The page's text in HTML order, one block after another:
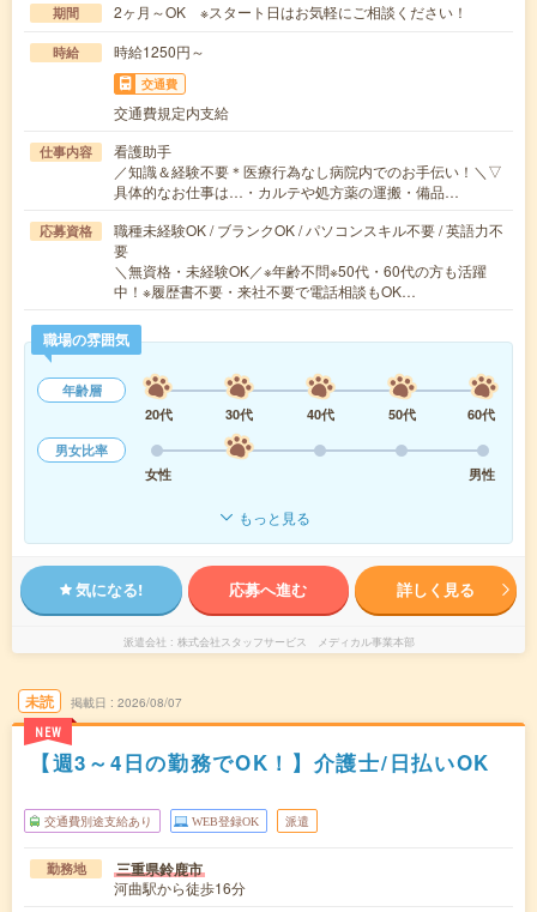
期間 2ヶ月～OK ※スタート日はお気軽にご相談ください！
時給 時給1250円～
交通費
交通費規定内支給
仕事内容
看護助手
／知識＆経験不要＊医療行為なし病院内でのお手伝い！＼▽
具体的なお仕事は…・カルテや処方薬の運搬・備品…
応募資格
職種未経験OK / ブランクOK / パソコンスキル不要 / 英語力不
要
＼無資格・未経験OK／※年齢不問※50代・60代の方も活躍
中！※履歴書不要・来社不要で電話相談もOK…
職場の雰囲気
年齢層
20代
30代 40代 50代
60代
男女比率
女性
男性
もっと見る
気になる! 応募へ進む 詳しく見る
派遣会社 株式会社スタッフサービス メディカル事業本部
未読
NEW
掲載日 2026/08/07
【週3～4日の勤務でOK！】介護士/日払いOK
交通費別途支給あり WEB登録OK 派遣
勤務地 三重県鈴鹿市
河曲駅から徒歩16分